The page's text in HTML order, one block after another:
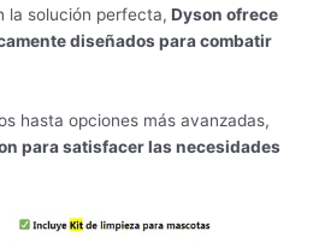
la solución perfecta, Dyson ofrece
diseñados para combatir
hasta opciones más avanzadas,
para satisfacer las necesidades